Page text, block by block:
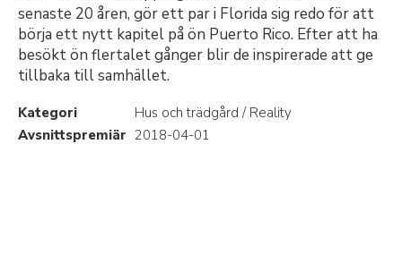
senaste 20 åren, gör ett par i Florida sig redo för att
börja ett nytt kapitel på ön Puerto Rico. Efter att ha
besökt ön flertalet gånger blir de inspirerade att ge
tillbaka till samhället.
Kategori
Hus och trädgård / Reality
Avsnittspremiär 2018-04-01